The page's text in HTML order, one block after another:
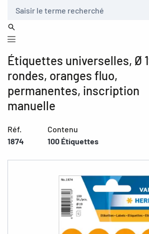
Étiquettes universelles, Ø
rondes, oranges fluo,
permanentes, inscription
manuelle
Réf.
1874
Contenu
100 Étiquettes